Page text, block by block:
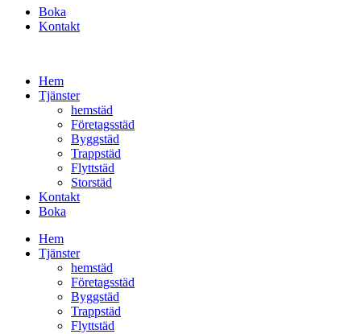
Boka
Kontakt
Hem
Tjänster
hemstäd
Företagsstäd
Byggstäd
Trappstäd
Flyttstäd
Storstäd
Kontakt
Boka
Hem
Tjänster
hemstäd
Företagsstäd
Byggstäd
Trappstäd
Flyttstäd